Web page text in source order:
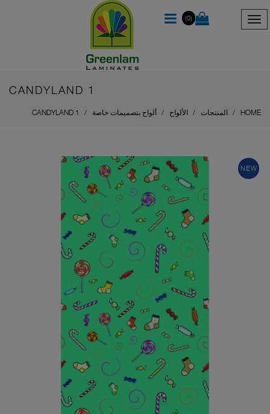
(0)
CANDYLAND 1
HOME المنتجات الألواح ألواح بتصميمات خاصة CANDYLAND 1
NEW